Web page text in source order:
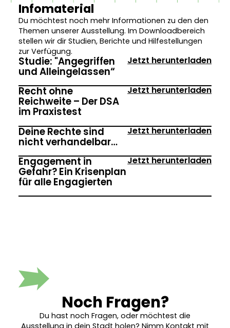
Infomaterial
Du möchtest noch mehr Informationen zu den den
Themen unserer Ausstellung. Im Downloadbereich
stellen wir dir Studien, Berichte und Hilfestellungen
zur Verfügung.
Studie: "Angegriffen
und Alleingelassen“
Jetzt herunterladen
Recht ohne
Reichweite – Der DSA
im Praxistest
Jetzt herunterladen
Deine Rechte sind
nicht verhandelbar…
Jetzt herunterladen
Engagement in
Gefahr? Ein Krisenplan
für alle Engagierten
Jetzt herunterladen
Noch Fragen?
Du hast noch Fragen, oder möchtest die